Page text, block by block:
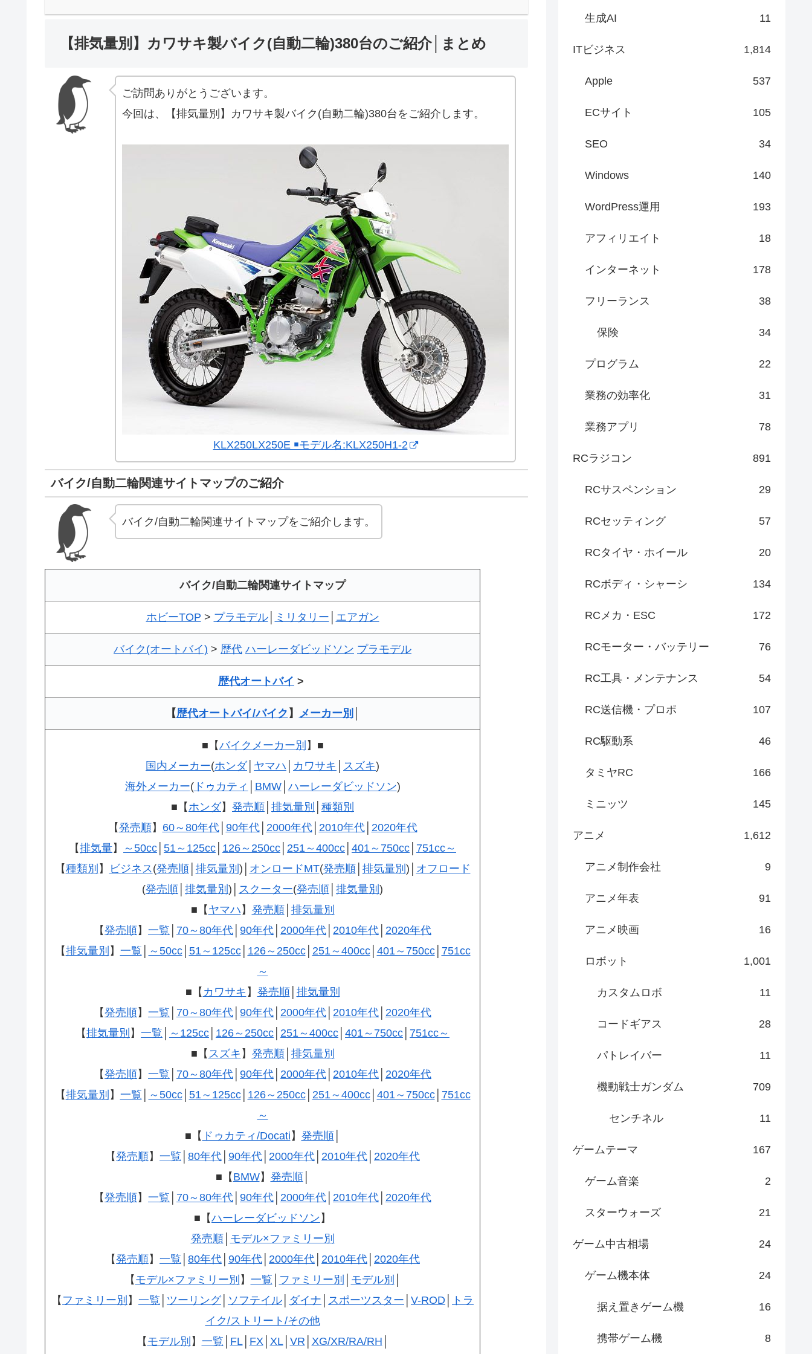
【排気量別】カワサキ製バイク(自動二輪)380台のご紹介│まとめ
ご訪問ありがとうございます。
今回は、【排気量別】カワサキ製バイク(自動二輪)380台をご紹介します。
KLX250LX250E ￭モデル名:KLX250H1-2
バイク/自動二輪関連サイトマップのご紹介
バイク/自動二輪関連サイトマップをご紹介します。
バイク/自動二輪関連サイトマップ
ホビーTOP > プラモデル│ ミリタリー エアガン
バイク(オートバイ) > 歴代 ハーレーダビッドソン プラモデル
歴代オートバイ >
【歴代オートバイ/バイク 】 メーカー別
■【バイクメーカー別 】■
国内メーカー(ホンダ ヤマハ カワサキ スズキ)
海外メーカー(ドゥカティ BMW│ ハーレーダビッドソン)
■【 ホンダ】 発売順 排気量別
種類別
【発売順】 60～80年代│ 90年代│ 2000年代│ 2010年代│ 2020年代
【排気量】 ～50cc 51～125cc 126～250cc 251～400cc 401～750cc 751cc～
【種類別 】 ビジネス (発売順│ 排気量別 )│ オンロードMT(発売順│ 排気量別 )│ オフロード
(発売順 排気量別 )│ スクーター(発売順 排気量別 )
■【 ヤマハ 】 発売順│ 排気量別
【発売順】 一覧 70～80年代 90年代 2000年代 2010年代 2020年代
【排気量別 】 一覧 ～50cc│ 51～125cc│ 126～250cc│ 251～400cc│ 401～750cc│ 751cc
～
■【 カワサキ 】 発売順│ 排気量別
【発売順】 一覧 70～80年代 90年代 2000年代 2010年代 2020年代
【排気量別 】 一覧 ～125cc 126～250cc 251～400cc 401～750cc 751cc～
■【 スズキ 】 発売順│ 排気量別
【発売順】 一覧 70～80年代 90年代 2000年代 2010年代 2020年代
【排気量別 】 一覧 ～50cc│ 51～125cc│ 126～250cc│ 251～400cc│ 401～750cc│ 751cc
～
■【 ドゥカティ/Docati 】 発売順│
【発売順】 一覧 80年代 90年代 2000年代 2010年代 2020年代
■【 BMW】 発売順│
【発売順】 一覧 70～80年代 90年代 2000年代 2010年代 2020年代
■【ハーレーダビッドソン 】
発売順│ モデル×ファミリー別
【発売順】 一覧 80年代 90年代 2000年代 2010年代 2020年代
【 モデル×ファミリー別 】 一覧 ファミリー別 モデル別
【 ファミリー別 】 一覧 ツーリング│ ソフテイル ダイナ スポーツスター V-ROD
トラ
イク/ストリート/その他
【 モデル別 】 一覧 FL│ FX XL│ VR XG/XR/RA/RH
生成AI 11
ITビジネス 1,814
Apple 537
ECサイト 105
SEO 34
Windows 140
WordPress運用 193
アフィリエイト 18
インターネット 178
フリーランス 38
保険 34
プログラム 22
業務の効率化 31
業務アプリ 78
RCラジコン 891
RCサスペンション 29
RCセッティング 57
RCタイヤ・ホイール 20
RCボディ・シャーシ 134
RCメカ・ESC 172
RCモーター・バッテリー 76
RC工具・メンテナンス 54
RC送信機・プロポ 107
RC駆動系 46
タミヤRC 166
ミニッツ 145
アニメ 1,612
アニメ制作会社 9
アニメ年表 91
アニメ映画 16
ロボット 1,001
カスタムロボ 11
コードギアス 28
パトレイバー 11
機動戦士ガンダム 709
センチネル 11
ゲームテーマ 167
ゲーム音楽 2
スターウォーズ 21
ゲーム中古相場 24
ゲーム機本体 24
据え置きゲーム機 16
携帯ゲーム機 8